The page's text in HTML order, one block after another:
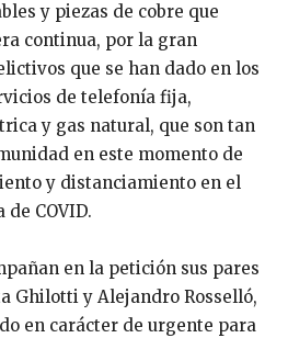
y piezas de cobre que
continua, por la gran
que se han dado en los
de telefonía fija,
y gas natural, que son tan
en este momento de
y distanciamiento en el
COVID.
en la petición sus pares
Ghilotti y Alejandro Rosselló,
en carácter de urgente para